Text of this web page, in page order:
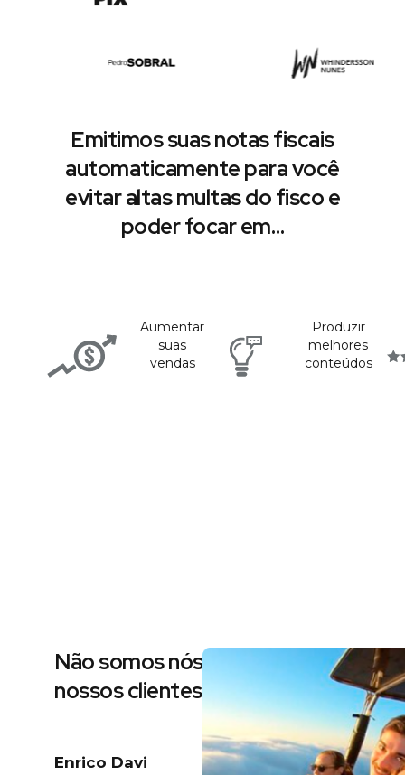
Emitimos suas notas fiscais
automaticamente para você
evitar altas multas do fisco e
poder focar em…
Aumentar
suas
vendas
Produzir
melhores
conteúdos
Não somos nós dizendo, são
nossos clientes
Enrico Davi